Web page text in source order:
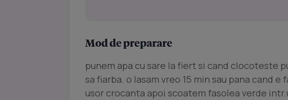
Mod de preparare
punem apa cu sare la fiert si cand clocoteste
sa fiarba. o lasam vreo 15 min sau pana cand e
usor crocanta apoi scoatem fasolea verde